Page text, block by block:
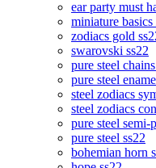
ear party must
miniature
zodiacs gold
swarovski ss22
pure steel
pure steel
steel zodiacs
steel zodiacs
pure steel semi-
pure steel ss22
bohemian horn